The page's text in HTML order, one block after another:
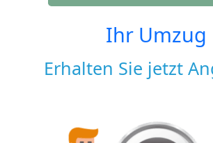
Ihr Umzug
Erhalten Sie jetzt